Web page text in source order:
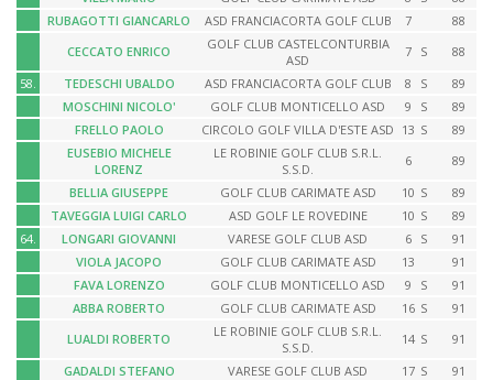
RUBAGOTTI GIANCARLO
ASD FRANCIACORTA GOLF CLUB 7
88
CECCATO ENRICO
GOLF CLUB CASTELCONTURBIA
ASD
7 S
88
58.
TEDESCHI UBALDO ASD FRANCIACORTA GOLF CLUB 8 S
89
MOSCHINI NICOLO'
GOLF CLUB MONTICELLO ASD 9 S
89
FRELLO PAOLO
CIRCOLO GOLF VILLA D'ESTE ASD 13 S
89
EUSEBIO MICHELE
LORENZ
LE ROBINIE GOLF CLUB S.R.L.
S.S.D.
6
89
BELLIA GIUSEPPE
GOLF CLUB CARIMATE ASD 10 S
89
TAVEGGIA LUIGI CARLO
ASD GOLF LE ROVEDINE 10 S
89
64.
LONGARI GIOVANNI VARESE GOLF CLUB ASD 6 S
91
VIOLA JACOPO
GOLF CLUB CARIMATE ASD 13
91
FAVA LORENZO
GOLF CLUB MONTICELLO ASD 9 S
91
ABBA ROBERTO
GOLF CLUB CARIMATE ASD 16 S
91
LUALDI ROBERTO
LE ROBINIE GOLF CLUB S.R.L.
S.S.D.
14 S
91
GADALDI STEFANO
VARESE GOLF CLUB ASD 17 S
91